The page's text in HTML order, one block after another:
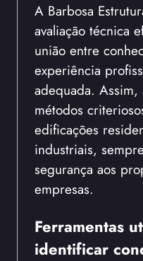
A Barbosa
avaliação técnica
união entre
experiência
adequada.
métodos
edificações
industriais,
segurança aos
empresas.
Ferramentas
identificar